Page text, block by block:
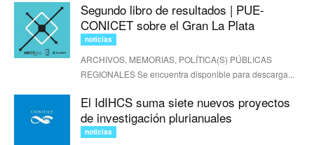
Segundo libro de resultados | PUE-
CONICET sobre el Gran La Plata
noticias
ARCHIVOS, MEMORIAS, POLÍTICA(S) PÚBLICAS
REGIONALES Se encuentra disponible para descarga...
El IdIHCS suma siete nuevos proyectos
de investigación plurianuales
noticias